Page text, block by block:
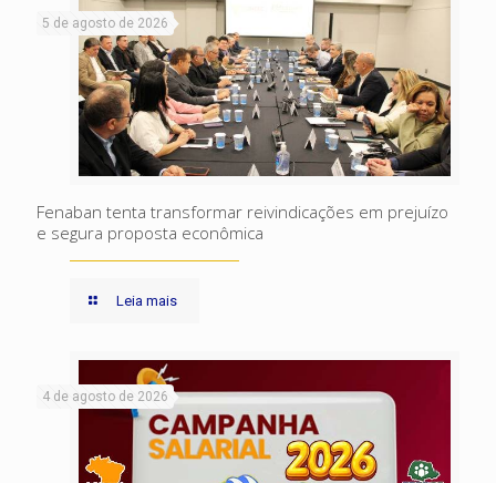
5 de agosto de 2026
Fenaban tenta transformar reivindicações em prejuízo
e segura proposta econômica
Leia mais
4 de agosto de 2026